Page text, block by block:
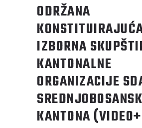
ODRŽANA
IZBORNA
KANTONALNE
ORGANIZACIJE
KANTONA